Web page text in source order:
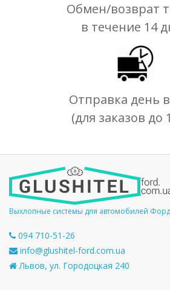
Обмен/возврат
в течение 14
Отправка день
(для заказов до
Выхлопные системы для автомобилей Форд
094 710-51-26
info@glushitel-ford.com.ua
Львов, ул. Городоцкая 240